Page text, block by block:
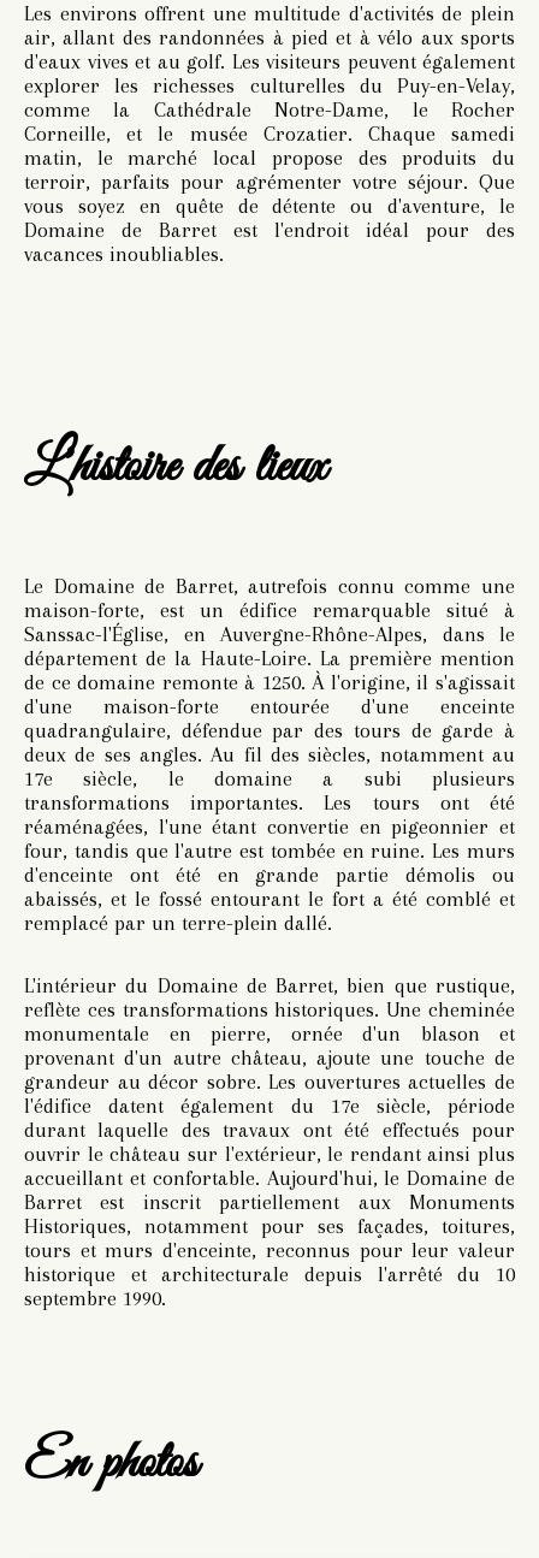
Les environs offrent une multitude d'activités de plein
air, allant des randonnées à pied et à vélo aux sports
d'eaux vives et au golf. Les visiteurs peuvent également
explorer les richesses culturelles du Puy-en-Velay,
comme la Cathédrale Notre-Dame, le Rocher
Corneille, et le musée Crozatier. Chaque samedi
matin, le marché local propose des produits du
terroir, parfaits pour agrémenter votre séjour. Que
vous soyez en quête de détente ou d'aventure, le
Domaine de Barret est l'endroit idéal pour des
vacances inoubliables.
L'histoire des lieux
Le Domaine de Barret, autrefois connu comme une
maison-forte, est un édifice remarquable situé à
Sanssac-l'Église, en Auvergne-Rhône-Alpes, dans le
département de la Haute-Loire. La première mention
de ce domaine remonte à 1250. À l'origine, il s'agissait
d'une maison-forte entourée d'une enceinte
quadrangulaire, défendue par des tours de garde à
deux de ses angles. Au fil des siècles, notamment au
17e siècle, le domaine a subi plusieurs
transformations importantes. Les tours ont été
réaménagées, l'une étant convertie en pigeonnier et
four, tandis que l'autre est tombée en ruine. Les murs
d'enceinte ont été en grande partie démolis ou
abaissés, et le fossé entourant le fort a été comblé et
remplacé par un terre-plein dallé.
L'intérieur du Domaine de Barret, bien que rustique,
reflète ces transformations historiques. Une cheminée
monumentale en pierre, ornée d'un blason et
provenant d'un autre château, ajoute une touche de
grandeur au décor sobre. Les ouvertures actuelles de
l'édifice datent également du 17e siècle, période
durant laquelle des travaux ont été effectués pour
ouvrir le château sur l'extérieur, le rendant ainsi plus
accueillant et confortable. Aujourd'hui, le Domaine de
Barret est inscrit partiellement aux Monuments
Historiques, notamment pour ses façades, toitures,
tours et murs d'enceinte, reconnus pour leur valeur
historique et architecturale depuis l'arrêté du 10
septembre 1990.
En photos